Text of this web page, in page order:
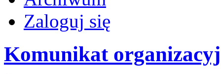
Zaloguj się
Komunikat